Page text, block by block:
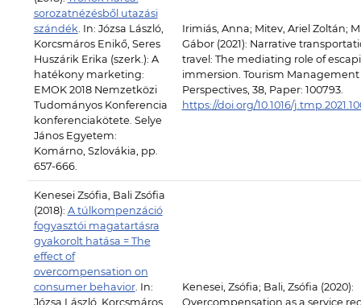
sorozatnézésből utazási
szándék. In: Józsa László,
Korcsmáros Enikő, Seres
Huszárik Erika (szerk.): A
hatékony marketing:
EMOK 2018 Nemzetközi
Tudományos Konferencia
konferenciakötete. Selye
János Egyetem:
Komárno, Szlovákia, pp.
657-666.
Irimiás, Anna; Mitev, Ariel Zoltán;
Gábor (2021): Narrative
travel: The mediating role of
immersion. Tourism Management
Perspectives, 38, Paper: 100793.
https://doi.org/10.1016/
Kenesei Zsófia, Bali Zsófia
(2018): A túlkompenzáció
fogyasztói magatartásra
gyakorolt hatása = The
effect of
overcompensation on
consumer behavior. In:
Józsa László, Korcsmáros
Kenesei, Zsófia; Bali, Zsófia (2020):
Overcompensation as a service